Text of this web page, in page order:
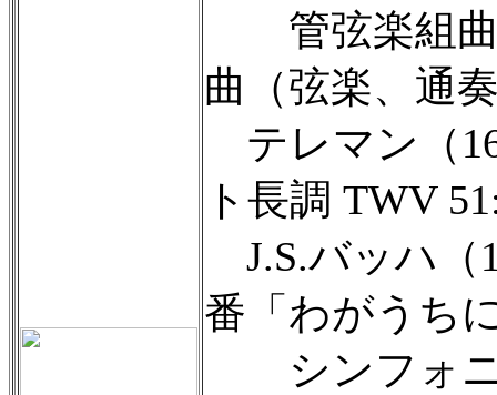
管弦楽組曲
曲（弦楽、通
テレマン（
ト長調 TWV
J.S.バッハ（
番「わがうち
シンフォニ